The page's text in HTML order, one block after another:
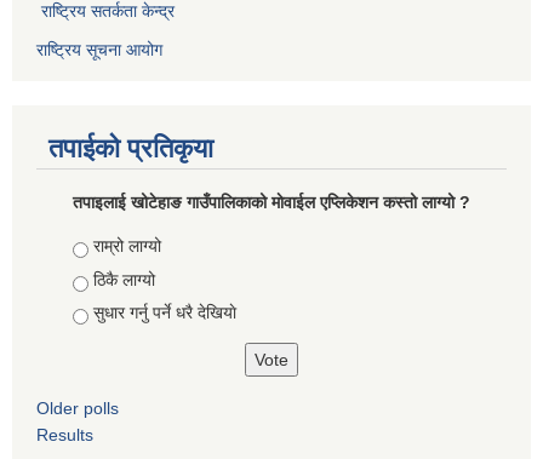
राष्ट्रिय सतर्कता केन्द्र
राष्ट्रिय सूचना आयोग
तपाईको प्रतिकृया
तपाइलाई खोटेहाङ गाउँपालिकाको माेवाईल एप्लिकेशन कस्तो लाग्यो ?
Choices
राम्रो लाग्यो
ठिकै लाग्यो
सुधार गर्नु पर्ने धरै देखियाे
Older polls
Results